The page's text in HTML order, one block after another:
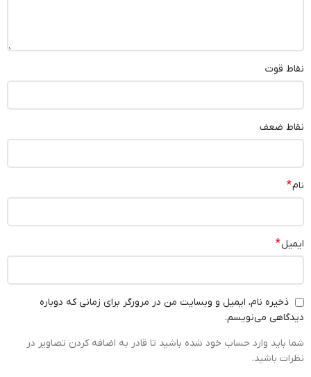
نقاط قوت
نقاط ضعف
نام*
ایمیل*
ذخیره نام، ایمیل و وبسایت من در مرورگر برای زمانی که دوباره
دیدگاهی می‌نویسم.
شما باید وارد حساب خود شده باشید تا قادر به اضافه کردن تصاویر در
نظرات باشید.